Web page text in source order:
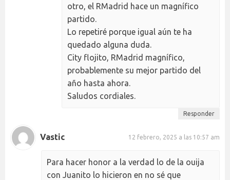
otro, el RMadrid hace un magnífico
partido.
Lo repetiré porque igual aún te ha
quedado alguna duda.
City flojito, RMadrid magnífico,
probablemente su mejor partido del
año hasta ahora.
Saludos cordiales.
Responder
Vastic 12 febrero, 2025 a las 10:57 am
Para hacer honor a la verdad lo de la ouija
con Juanito lo hicieron en no sé que